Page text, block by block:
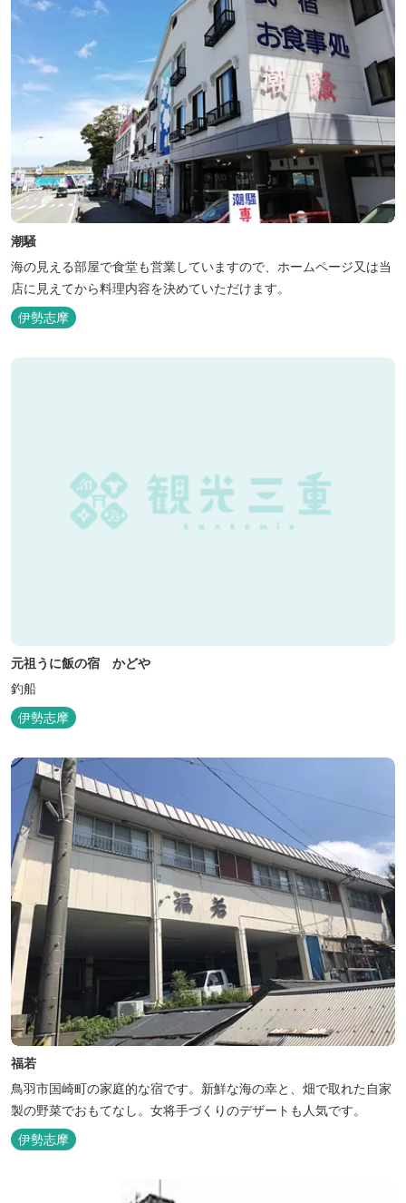
潮騒
海の見える部屋で食堂も営業していますので、ホームページ又は当
店に見えてから料理内容を決めていただけます。
伊勢志摩
元祖うに飯の宿 かどや
釣船
伊勢志摩
福若
鳥羽市国崎町の家庭的な宿です。新鮮な海の幸と、畑で取れた自家
製の野菜でおもてなし。女将手づくりのデザートも人気です。
伊勢志摩